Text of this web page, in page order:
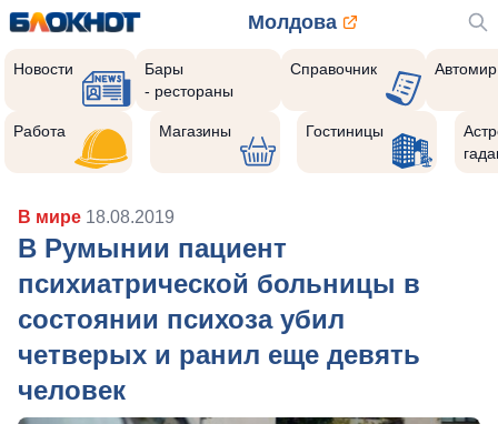
Молдова
Новости
Бары
- рестораны
Справочник Автомир
Работа Магазины Гостиницы
В мире 18.08.2019
В Румынии пациент
психиатрической больницы в
состоянии психоза убил
четверых и ранил еще девять
человек